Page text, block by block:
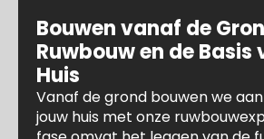
Bouwen vanaf de
Ruwbouw en de Basis
Huis
Vanaf de grond bouwen we
jouw huis met onze